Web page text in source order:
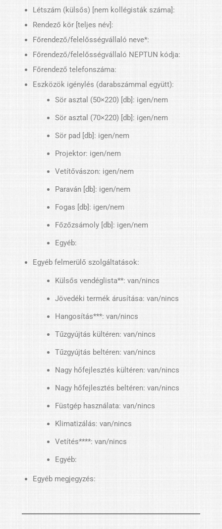
Létszám (külsős) [nem kollégisták száma]:
Rendező kör [teljes név]:
Főrendező/felelősségvállaló neve*:
Főrendező/felelősségvállaló NEPTUN kódja:
Főrendező telefonszáma:
Eszközök igénylés (darabszámmal együtt):
Sör asztal (50×220) [db]: igen/nem
Sör asztal (70×220) [db]: igen/nem
Sör pad [db]: igen/nem
Projektor: igen/nem
Vetítővászon: igen/nem
Paraván [db]: igen/nem
Fogas [db]: igen/nem
Főzőzsámoly [db]: igen/nem
Egyéb:
Egyéb felmerülő szolgáltatások:
Külsős vendéglista**: van/nincs
Jövedéki termék árusítása: van/nincs
Hangosítás***: van/nincs
Tűzgyújtás kültéren: van/nincs
Tűzgyújtás beltéren: van/nincs
Nagy hőfejlesztés kültéren: van/nincs
Nagy hőfejlesztés beltéren: van/nincs
Füstgép használata: van/nincs
Klimatizálás: van/nincs
Vetítés****: van/nincs
Egyéb:
Egyéb megjegyzés: